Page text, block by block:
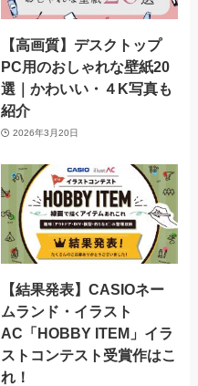
【高画質】デスクトップ
PC用のおしゃれな壁紙20
選｜かわいい・４K写真も
紹介
2026年3月20日
【結果発表】CASIOネー
ムランド・イラスト
AC「HOBBY ITEM」イラ
ストコンテスト受賞作はこ
れ！